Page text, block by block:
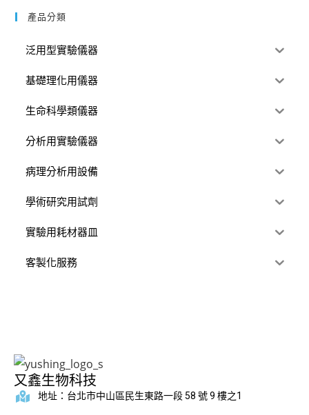
產品分類
泛用型實驗儀器
基礎理化用儀器
生命科學類儀器
分析用實驗儀器
病理分析用設備
學術研究用試劑
實驗用耗材器皿
客製化服務
又鑫生物科技
地址：台北市中山區民生東路一段 58 號 9 樓之1